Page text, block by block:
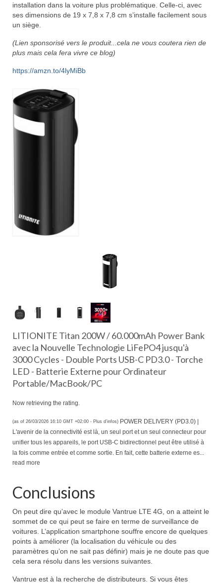
installation dans la voiture plus problématique. Celle-ci, avec
ses dimensions de 19 x 7,8 x 7,8 cm s’installe facilement sous
un siège.
(Lien sponsorisé vers le produit...cela ne vous coutera rien de
plus mais cela fera vivre ce blog)
https://amzn.to/4lyMiBb
LITIONITE Titan 200W / 60.000mAh Power Bank
avec la Nouvelle Technologie LiFePO4 jusqu'à
3000 Cycles - Double Ports USB-C PD3.0 - Torche
LED - Batterie Externe pour Ordinateur
Portable/MacBook/PC
Now retrieving the rating.
(as of 26/03/2026 16:10 GMT +02:00 - Plus d’infos) POWER DELIVERY (PD3.0) |
L'avenir de la connectivité est là, un seul port et un seul connecteur pour
unifier tous les appareils, le port USB-C bidirectionnel peut être utilisé à
la fois comme entrée et comme sortie. En fait, cette batterie externe es...
read more
Conclusions
On peut dire qu’avec le module Vantrue LTE 4G, on a atteint le
sommet de ce qui peut se faire en terme de surveillance de
voitures. L’application smartphone souffre encore de quelques
points à améliorer (la localisation du véhicule ou des
paramètres qu’on ne sait pas définir) mais je ne doute pas que
cela sera résolu dans les versions suivantes.
Vantrue est à la recherche de distributeurs. Si vous êtes